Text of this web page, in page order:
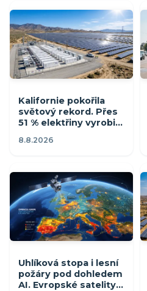
Kalifornie pokořila
světový rekord. Přes
51 % elektřiny vyrobila
8.8.2026
Uhlíková stopa i lesní
požáry pod dohledem
AI. Evropské satelity